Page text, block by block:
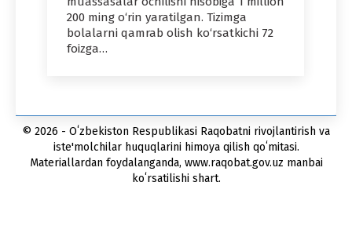
200 ming o‘rin yaratilgan. Tizimga
bolalarni qamrab olish ko‘rsatkichi 72
foizga…
© 2026 - Oʻzbekiston Respublikasi Raqobatni rivojlantirish va
iste'molchilar huquqlarini himoya qilish qoʻmitasi.
Materiallardan foydalanganda, www.raqobat.gov.uz manbai
koʻrsatilishi shart.